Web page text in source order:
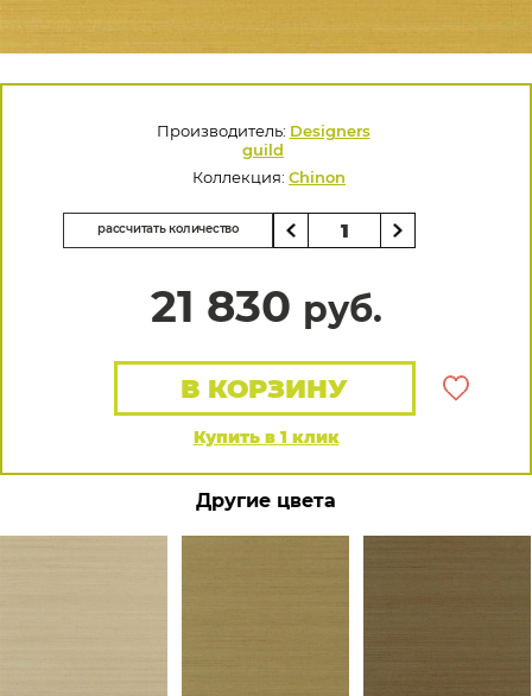
Производитель: Designers
guild
Коллекция: Chinon
рассчитать количество
21 830 руб.
Купить в 1 клик
В КОРЗИНУ
Другие цвета